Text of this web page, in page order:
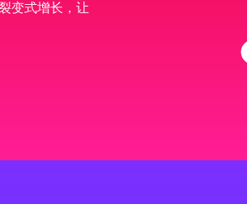
变式增长，让